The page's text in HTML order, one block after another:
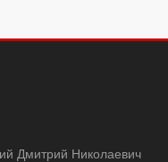
Дмитрий Николаевич